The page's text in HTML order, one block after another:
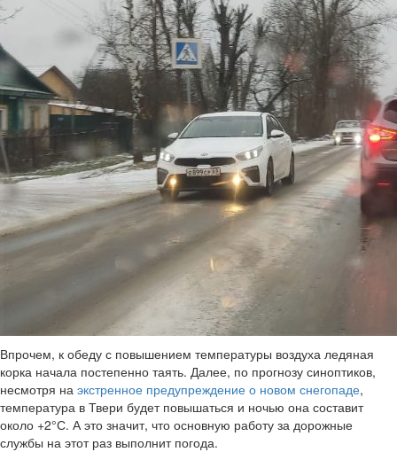
Впрочем, к обеду с повышением температуры воздуха ледяная
корка начала постепенно таять. Далее, по прогнозу синоптиков,
несмотря на экстренное предупреждение о новом снегопаде,
температура в Твери будет повышаться и ночью она составит
около +2°С. А это значит, что основную работу за дорожные
службы на этот раз выполнит погода.